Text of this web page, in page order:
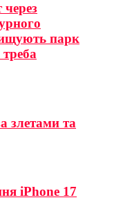
через
парк
треба
злетами та
iPhone 17